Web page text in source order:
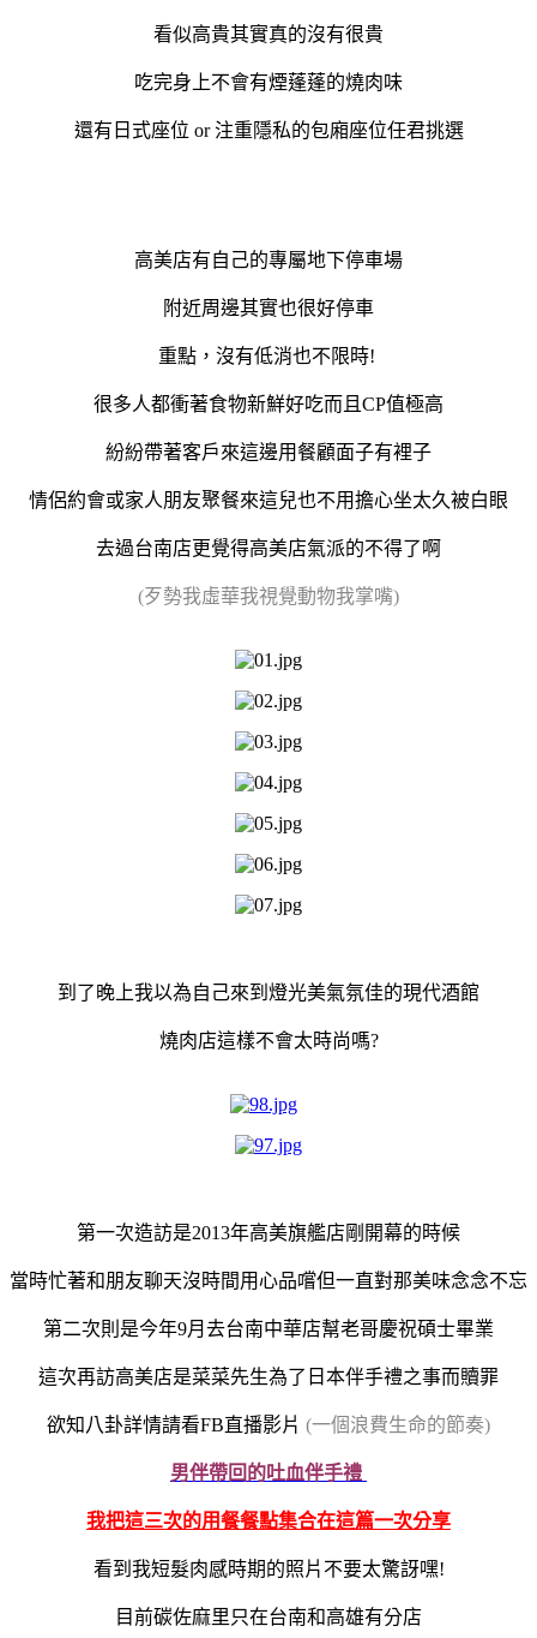
看似高貴其實真的沒有很貴
吃完身上不會有煙蓬蓬的燒肉味
還有日式座位 or 注重隱私的包廂座位任君挑選
高美店有自己的專屬地下停車場
附近周邊其實也很好停車
重點，沒有低消也不限時!
很多人都衝著食物新鮮好吃而且CP值極高
紛紛帶著客戶來這邊用餐顧面子有裡子
情侶約會或家人朋友聚餐來這兒也不用擔心坐太久被白眼
去過台南店更覺得高美店氣派的不得了啊
(歹勢我虛華我視覺動物我掌嘴)
到了晚上我以為自己來到燈光美氣氛佳的現代酒館
燒肉店這樣不會太時尚嗎?
第一次造訪是2013年高美旗艦店剛開幕的時候
當時忙著和朋友聊天沒時間用心品嚐但一直對那美味念念不忘
第二次則是今年9月去台南中華店幫老哥慶祝碩士畢業
這次再訪高美店是菜菜先生為了日本伴手禮之事而贖罪
欲知八卦詳情請看FB直播影片 (一個浪費生命的節奏)
男伴帶回的吐血伴手禮
我把這三次的用餐餐點集合在這篇一次分享
看到我短髮肉感時期的照片不要太驚訝嘿!
目前碳佐麻里只在台南和高雄有分店